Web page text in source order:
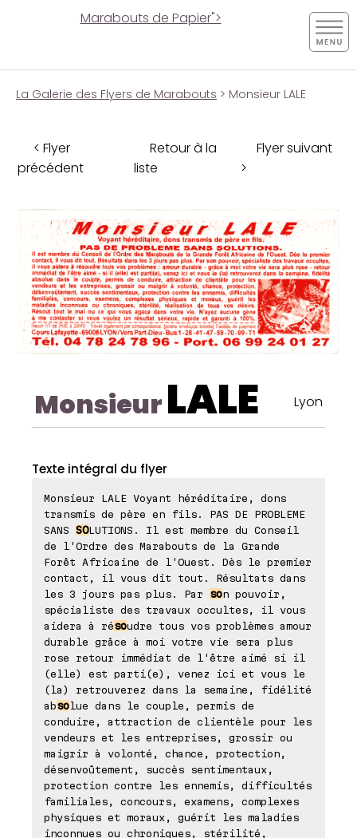
Marabouts de Papier">
La Galerie des Flyers de Marabouts > Monsieur LALE
< Flyer
précédent
Retour à la
liste
Flyer suivant
>
MonsieurLALE Lyon
Texte intégral du flyer
Monsieur LALE Voyant héréditaire, dons
transmis de père en fils. PAS DE PROBLEME
SANS SOLUTIONS. Il est membre du Conseil
de l'Ordre des Marabouts de la Grande
Forêt Africaine de l'Ouest. Dès le premier
contact, il vous dit tout. Résultats dans
les 3 jours pas plus. Par son pouvoir,
spécialiste des travaux occultes, il vous
aidera à résoudre tous vos problèmes amour
durable grâce à moi votre vie sera plus
rose retour immédiat de l'être aimé si il
(elle) est parti(e), venez ici et vous le
(la) retrouverez dans la semaine, fidélité
absolue dans le couple, permis de
conduire, attraction de clientèle pour les
vendeurs et les entreprises, grossir ou
maigrir à volonté, chance, protection,
désenvoûtement, succès sentimentaux,
protection contre les ennemis, difficultés
familiales, concours, examens, complexes
physiques et moraux, guérit les maladies
inconnues ou chroniques, stérilité,